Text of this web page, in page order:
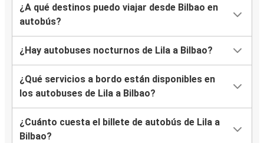
¿A qué destinos puedo viajar desde Bilbao en
autobús?
¿Hay autobuses nocturnos de Lila a Bilbao?
¿Qué servicios a bordo están disponibles en
los autobuses de Lila a Bilbao?
¿Cuánto cuesta el billete de autobús de Lila a
Bilbao?